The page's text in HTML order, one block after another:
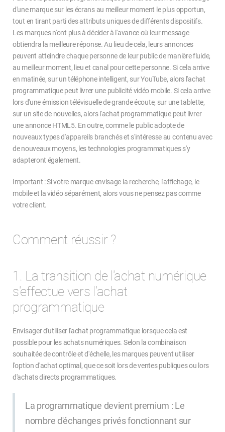
d'une marque sur les écrans au meilleur moment le plus opportun,
tout en tirant parti des attributs uniques de différents dispositifs.
Les marques n'ont plus à décider à l'avance où leur message
obtiendra la meilleure réponse. Au lieu de cela, leurs annonces
peuvent atteindre chaque personne de leur public de manière fluide,
au meilleur moment, lieu et canal pour cette personne. Si cela arrive
en matinée, sur un téléphone intelligent, sur YouTube, alors l'achat
programmatique peut livrer une publicité vidéo mobile. Si cela arrive
lors d'une émission télévisuelle de grande écoute, sur une tablette,
sur un site de nouvelles, alors l'achat programmatique peut livrer
une annonce HTML5. En outre, comme le public adopte de
nouveaux types d'appareils branchés et s'intéresse au contenu avec
de nouveaux moyens, les technologies programmatiques s'y
adapteront également.
Important : Si votre marque envisage la recherche, l'affichage, le
mobile et la vidéo séparément, alors vous ne pensez pas comme
votre client.
Comment réussir ?
1. La transition de l'achat numérique
s'effectue vers l'achat
programmatique
Envisager d'utiliser l'achat programmatique lorsque cela est
possible pour les achats numériques. Selon la combinaison
souhaitée de contrôle et d'échelle, les marques peuvent utiliser
l'option d'achat optimal, que ce soit lors de ventes publiques ou lors
d'achats directs programmatiques.
La programmatique devient premium : Le
nombre d'échanges privés fonctionnant sur